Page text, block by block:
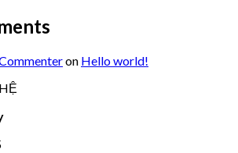
on Hello world!